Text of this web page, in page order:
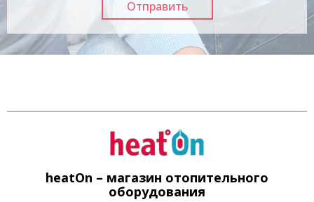
heatOn – магазин отопительного
оборудования